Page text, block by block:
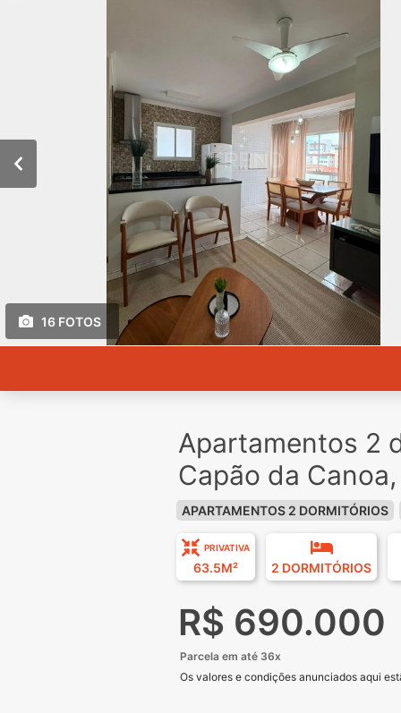
16 FOTOS
Apartamentos 2
Capão da
APARTAMENTOS 2 DORMITÓRIOS
PRIVATIVA
63.5M² 2 DORMITÓRIOS
R$ 690.000
Parcela em até 36x
Os valores e condições anunciados aqui